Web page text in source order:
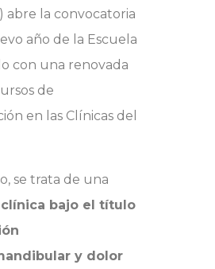
abre la convocatoria
año de la Escuela
con una renovada
de
en las Clínicas del
se trata de una
bajo el título
y dolor